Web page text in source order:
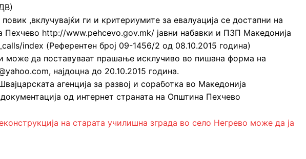
,вклучувајќи ги и критериумите за евалуација се достапни на
Пехчево http://www.pehcevo.gov.mk/ јавни набавки и ПЗП Македонија
index (Референтен број 09-1456/2 од 08.10.2015 година)
може да поставуваат прашање исклучиво во пишана форма на
најдоцна до 20.10.2015 година.
агенција за развој и соработка во Македонија
од интернет страната на Општина Пехчево
на старата училишна зграда во село Негрево може да ја